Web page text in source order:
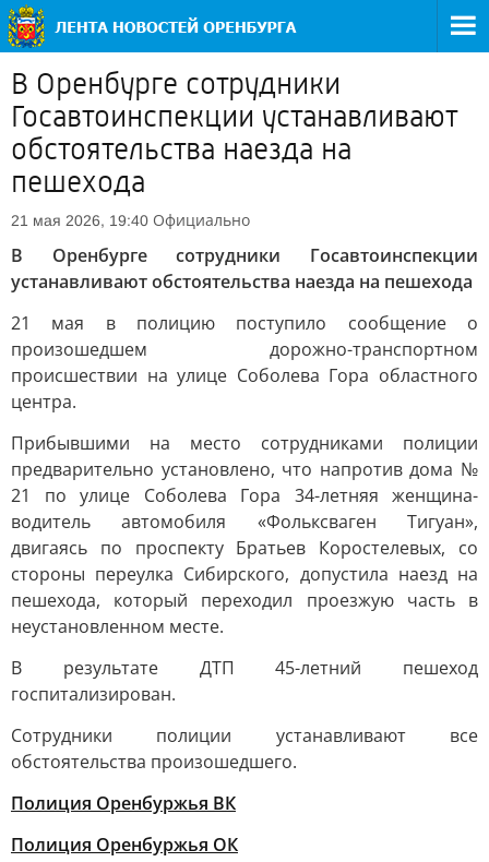
В Оренбурге сотрудники
Госавтоинспекции устанавливают
обстоятельства наезда на
пешехода
21 мая 2026, 19:40 Официально
В Оренбурге сотрудники Госавтоинспекции
устанавливают обстоятельства наезда на пешехода
21 мая в полицию поступило сообщение о
произошедшем дорожно-транспортном
происшествии на улице Соболева Гора областного
центра.
Прибывшими на место сотрудниками полиции
предварительно установлено, что напротив дома №
21 по улице Соболева Гора 34-летняя женщина-
водитель автомобиля «Фольксваген Тигуан»,
двигаясь по проспекту Братьев Коростелевых, со
стороны переулка Сибирского, допустила наезд на
пешехода, который переходил проезжую часть в
неустановленном месте.
В результате ДТП 45-летний пешеход
госпитализирован.
Сотрудники полиции устанавливают все
обстоятельства произошедшего.
Полиция Оренбуржья ВК
Полиция Оренбуржья ОК